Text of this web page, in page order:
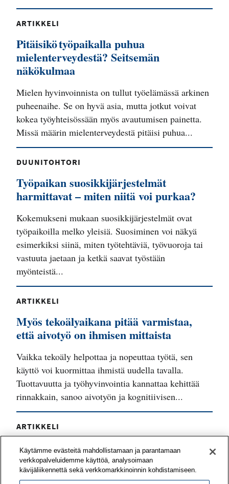
ARTIKKELI
Pitäisikö työpaikalla puhua
mielenterveydestä? Seitsemän
näkökulmaa
Mielen hyvinvoinnista on tullut työelämässä arkinen
puheenaihe. Se on hyvä asia, mutta jotkut voivat
kokea työyhteisössään myös avautumisen painetta.
Missä määrin mielenterveydestä pitäisi puhua...
DUUNITOHTORI
Työpaikan suosikkijärjestelmät
harmittavat – miten niitä voi purkaa?
Kokemukseni mukaan suosikkijärjestelmät ovat
työpaikoilla melko yleisiä. Suosiminen voi näkyä
esimerkiksi siinä, miten työtehtäviä, työvuoroja tai
vastuuta jaetaan ja ketkä saavat työstään
myönteistä...
ARTIKKELI
Myös tekoälyaikana pitää varmistaa,
että aivotyö on ihmisen mittaista
Vaikka tekoäly helpottaa ja nopeuttaa työtä, sen
käyttö voi kuormittaa ihmistä uudella tavalla.
Tuottavuutta ja työhyvinvointia kannattaa kehittää
rinnakkain, sanoo aivotyön ja kognitiivisen...
ARTIKKELI
Työyhteisö voi vahvistaa työnsä
mielekkyyttä yhteisvoimin
Käytämme evästeitä mahdollistamaan ja parantamaan
verkkopalveluidemme käyttöä, analysoimaan
kävijäliikennettä sekä verkkomarkkinoinnin kohdistamiseen.